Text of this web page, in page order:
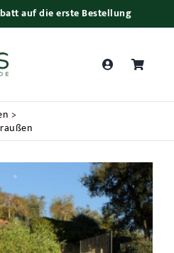
auf die erste Bestellung